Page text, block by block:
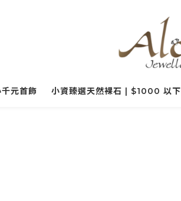
元首飾 小資臻選天然裸石 | $1000 以下